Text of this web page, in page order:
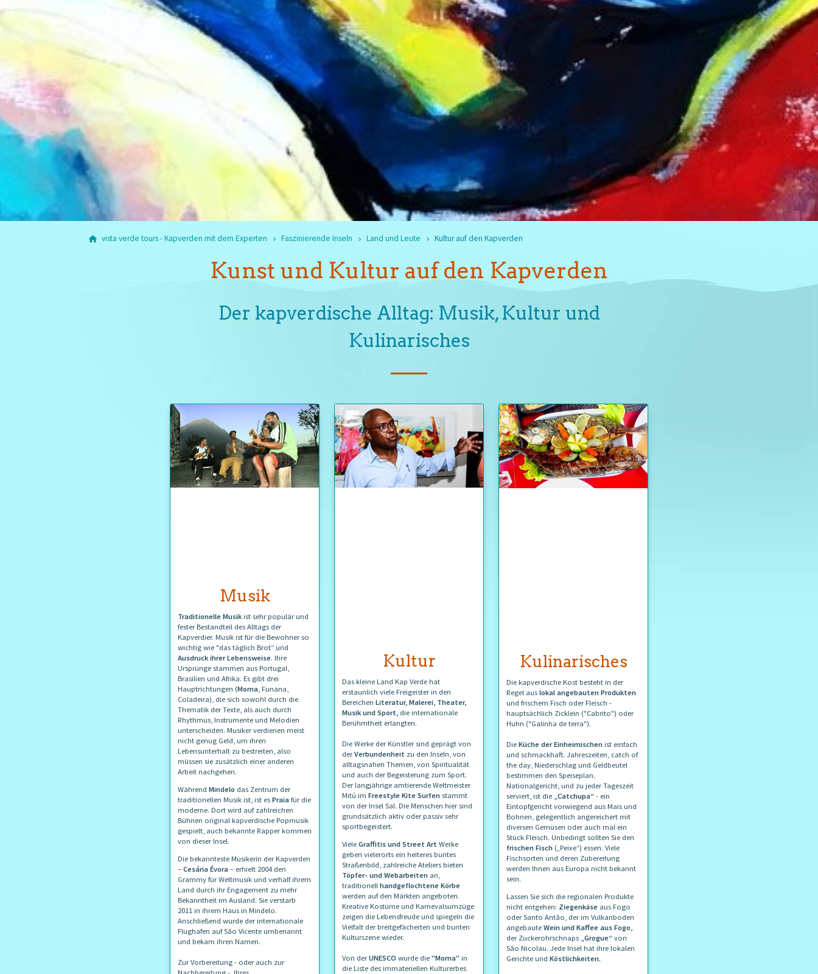
vista verde tours - Kapverden mit dem Experten Faszinierende Inseln Land und Leute Kultur auf den Kapverden
Kunst und Kultur auf den Kapverden
Der kapverdische Alltag: Musik, Kultur und
Kulinarisches
Musik
Traditionelle Musik ist sehr populär und
fester Bestandteil des Alltags der
Kapverdier. Musik ist für die Bewohner so
wichtig wie "das täglich Brot“ und
Ausdruck ihrer Lebensweise. Ihre
Ursprünge stammen aus Portugal,
Brasilien und Afrika. Es gibt drei
Hauptrichtungen (Morna, Funana,
Coladeira), die sich sowohl durch die
Thematik der Texte, als auch durch
Rhythmus, Instrumente und Melodien
unterscheiden. Musiker verdienen meist
nicht genug Geld, um ihren
Lebensunterhalt zu bestreiten, also
müssen sie zusätzlich einer anderen
Arbeit nachgehen.
Während Mindelo das Zentrum der
traditionellen Musik ist, ist es Praia für die
moderne. Dort wird auf zahlreichen
Bühnen original kapverdische Popmusik
gespielt, auch bekannte Rapper kommen
von dieser Insel.
Die bekannteste Musikerin der Kapverden
– Cesária Évora – erhielt 2004 den
Grammy für Weltmusik und verhalf ihrem
Land durch ihr Engagement zu mehr
Bekanntheit im Ausland. Sie verstarb
2011 in ihrem Haus in Mindelo.
Anschließend wurde der internationale
Flughafen auf São Vicente umbenannt
und bekam ihren Namen.
Zur Vorbereitung - oder auch zur
Kultur
Das kleine Land Kap Verde hat
erstaunlich viele Freigeister in den
Bereichen Literatur, Malerei, Theater,
Musik und Sport, die internationale
Berühmtheit erlangten.
Die Werke der Künstler sind geprägt von
derVerbundenheit zu den Inseln, von
alltagsnahen Themen, von Spiritualität
und auch der Begeisterung zum Sport.
Der langjährige amtierende Weltmeister
Mitú im Freestyle Kite Surfen stammt
von der Insel Sal. Die Menschen hier sind
grundsätzlich aktiv oder passiv sehr
sportbegeistert.
Viele Graffitis und Street Art Werke
geben vielerorts ein heiteres buntes
Straßenbild, zahlreiche Ateliers bieten
Töpfer- und Webarbeiten an,
traditionell handgeflochtene Körbe
werden auf den Märkten angeboten.
Kreative Kostüme und Karnevalsumzüge
zeigen die Lebensfreude und spiegeln die
Vielfalt der breitgefächerten und bunten
Kulturszene wieder.
Von derUNESCO wurde die "Morna" in
die Liste des immateriellen Kulturerbes
Kulinarisches
Die kapverdische Kost besteht in der
Regel aus lokal angebauten Produkten
und frischem Fisch oder Fleisch -
hauptsächlich Zicklein ("Cabrito") oder
Huhn ("Galinha de terra").
Die Küche der Einheimischen ist einfach
und schmackhaft. Jahreszeiten, catch of
the day, Niederschlag und Geldbeutel
bestimmen den Speiseplan.
Nationalgericht, und zu jeder Tageszeit
serviert, ist die „Catchupa“ - ein
Eintopfgericht vorwiegend aus Mais und
Bohnen, gelegentlich angereichert mit
diversen Gemüsen oder auch mal ein
Stück Fleisch. Unbedingt sollten Sie den
frischen Fisch („Peixe“) essen. Viele
Fischsorten und deren Zubereitung
werden Ihnen aus Europa nicht bekannt
sein.
Lassen Sie sich die regionalen Produkte
nicht entgehen: Ziegenkäse aus Fogo
oder Santo Antão, der im Vulkanboden
angebaute Wein und Kaffee aus Fogo,
der Zuckerohrschnaps „Grogue“ von
São Nicolau. Jede Insel hat ihre lokalen
Gerichte und Köstlichkeiten.